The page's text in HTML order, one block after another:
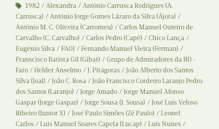
1982
Alexandra
António Carrusca Rodrigues (A.
Carrusca)
António Jorge Gomes Lázaro da Silva (Ájota)
António M. C. Oliveira (Carromeu)
Carlos Manuel Outeiro de
Carvalho (C. Carvalho)
Carlos Pedro (Capê)
Chico Lança
Eugénio Silva
FAOJ
Fernando Manuel Vieira (Ferman)
Franscisco Batista Gil (Gibat)
Grupo de Admiradores da BD -
Faro
Helder Anselmo J. Pitágoras
João Alberto dos Santos
Silva (Joal)
João C. Rosa
João Francisco Cordeiro Laranjo Pedro
dos Santos (Laranjo)
Jorge Amado
Jorge Manuel Afonso
Gaspar (Jorge Gaspar)
Jorge Sousa (J. Sousa)
José Luís Veloso
Ribeiro (Junior X)
José Paulo Simões (Zé Paulo)
Leonel
Carlos
Luis Manuel Soares Capela (Lucap)
Luís Nunes